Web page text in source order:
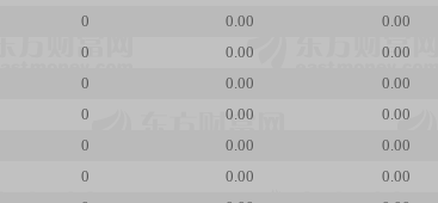
0 0.00 0.00
0 0.00 0.00
0 0.00 0.00
0 0.00 0.00
0 0.00 0.00
0 0.00 0.00